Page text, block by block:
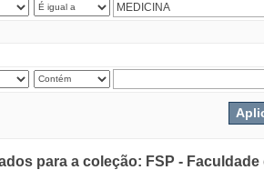
para a coleção: FSP -